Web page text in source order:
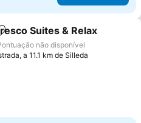
aos favoritos
Suites & Relax
não disponível
a 11.1 km de Silleda